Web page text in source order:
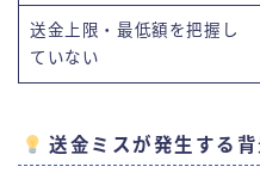
送金上限・最低額を把握し
ていない
送金ミスが発生する